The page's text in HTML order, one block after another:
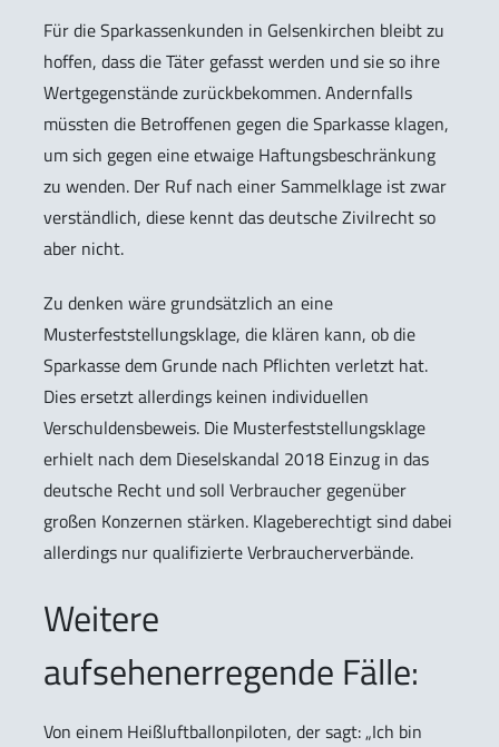
Für die Sparkassenkunden in Gelsenkirchen bleibt zu
hoffen, dass die Täter gefasst werden und sie so ihre
Wertgegenstände zurückbekommen. Andernfalls
müssten die Betroffenen gegen die Sparkasse klagen,
um sich gegen eine etwaige Haftungsbeschränkung
zu wenden. Der Ruf nach einer Sammelklage ist zwar
verständlich, diese kennt das deutsche Zivilrecht so
aber nicht.
Zu denken wäre grundsätzlich an eine
Musterfeststellungsklage, die klären kann, ob die
Sparkasse dem Grunde nach Pflichten verletzt hat.
Dies ersetzt allerdings keinen individuellen
Verschuldensbeweis. Die Musterfeststellungsklage
erhielt nach dem Dieselskandal 2018 Einzug in das
deutsche Recht und soll Verbraucher gegenüber
großen Konzernen stärken. Klageberechtigt sind dabei
allerdings nur qualifizierte Verbraucherverbände.
Weitere
aufsehenerregende Fälle:
Von einem Heißluftballonpiloten, der sagt: „Ich bin